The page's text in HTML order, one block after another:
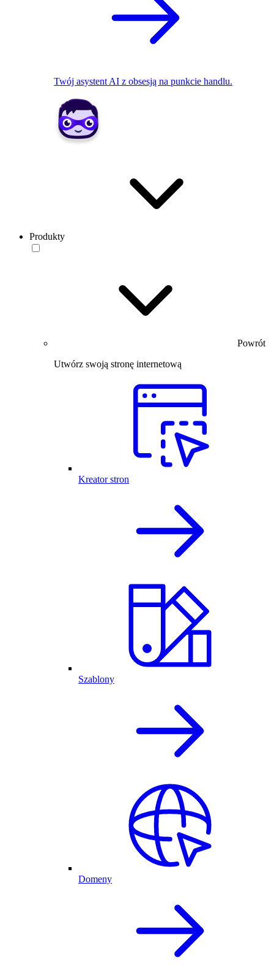
Twój asystent AI z obsesją na punkcie handlu.
Produkty
Powrót
Utwórz swoją stronę internetową
Kreator stron
Szablony
Domeny